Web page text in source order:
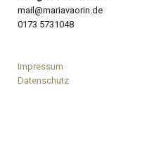
mail@mariavaorin.de
0173 5731048
Impressum
Datenschutz